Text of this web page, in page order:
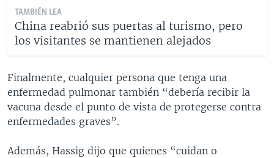
TAMBIÉN LEA
China reabrió sus puertas al turismo, pero
los visitantes se mantienen alejados
Finalmente, cualquier persona que tenga una
enfermedad pulmonar también “debería recibir la
vacuna desde el punto de vista de protegerse contra
enfermedades graves”.
Además, Hassig dijo que quienes “cuidan o